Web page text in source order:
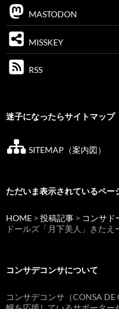
MASTODON
MISSKEY
RSS
迷子になったらサイトマップ
SITEMAP（案内図）
ただいま表示されているペー
HOME > 投稿記事 > コンサド
ドールズ「月下美人」きた
コンサデコンサについて
コンサデコンサ（CONSA